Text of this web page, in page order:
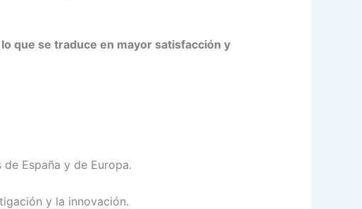
que se traduce en mayor satisfacción y
España y de Europa.
y la innovación.